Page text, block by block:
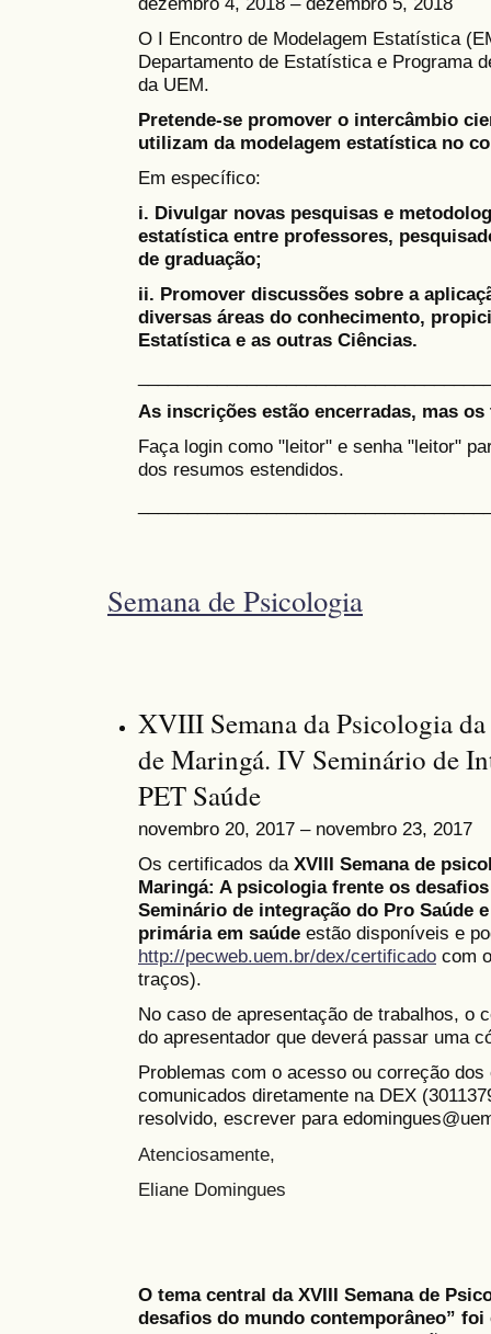
O I Encontro de Modelagem Estatística
Departamento de Estatística e Programa
da UEM.
Pretende-se promover o intercâmbio
utilizam da modelagem estatística no
Em específico:
i. Divulgar novas pesquisas e
estatística entre professores,
de graduação;
ii. Promover discussões sobre a
diversas áreas do conhecimento,
Estatística e as outras Ciências.
As inscrições estão encerradas, mas
Faça login como "leitor" e senha "leitor"
dos resumos estendidos.
Semana de Psicologia
XVIII Semana da Psicologia
de Maringá. IV Seminário de
PET Saúde
novembro 20, 2017 – novembro 23, 2017
Os certificados da XVIII Semana de
Maringá: A psicologia frente os
Seminário de integração do Pro Saúde
primária em saúde estão disponíveis e
http://pecweb.uem.br/dex/certificado com
traços).
No caso de apresentação de trabalhos, o
do apresentador que deverá passar uma
Problemas com o acesso ou correção
comunicados diretamente na DEX
resolvido, escrever para
Atenciosamente,
Eliane Domingues
O tema central da XVIII Semana de
desafios do mundo contemporâneo”